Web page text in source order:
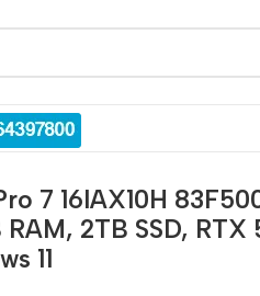
7 16IAX10H
2TB SSD, RTX
11